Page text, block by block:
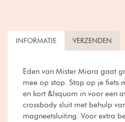
INFORMATIE VERZENDEN
Eden van Mister Miara gaat
mee op stap. Stap op je fiets
en kort &lsquom in voor een
crossbody sluit met behulp
magneetsluiting. Voor extra